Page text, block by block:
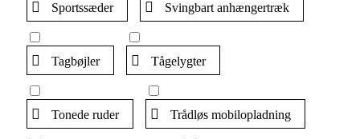
Sportssæder Svingbart anhængertræk
Tagbøjler Tågelygter
Tonede ruder Trådløs mobilopladning